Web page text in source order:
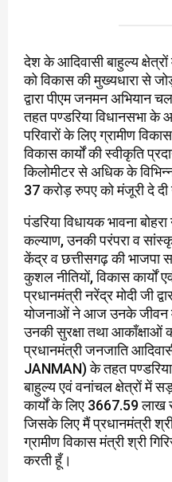
देश के आदिवासी बाहुल्य
को विकास की मुख्यधारा से
द्वारा पीएम जनमन अभियान
तहत पण्डरिया विधानसभा के
परिवारों के लिए ग्रामीण
विकास कार्यों की स्वीकृति
किलोमीटर से अधिक के
37 करोड़ रुपए को मंजूरी दे दी
पंडरिया विधायक भावना
कल्याण, उनकी परंपरा व
केंद्र व छत्तीसगढ़ की भाजपा
कुशल नीतियों, विकास
प्रधानमंत्री नरेंद्र मोदी जी
योजनाओं ने आज उनके जीवन
उनकी सुरक्षा तथा आकाँक्षाओं
प्रधानमंत्री जनजाति
JANMAN) के तहत
बाहुल्य एवं वनांचल क्षेत्रों में
कार्यों के लिए 3667.59 लाख
जिसके लिए मैं प्रधानमंत्री
ग्रामीण विकास मंत्री श्री
करती हूँ।